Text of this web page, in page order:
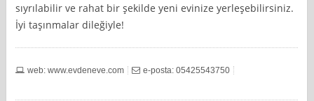
sıyrılabilir ve rahat bir şekilde yeni evinize yerleşebilirsiniz.
İyi taşınmalar dileğiyle!
web: www.evdeneve.com e-posta: 05425543750